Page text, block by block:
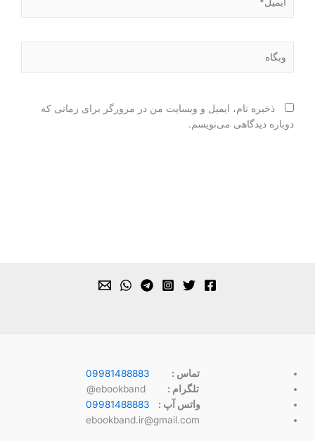
ذخیره نام، ایمیل و وبسایت من در مرورگر برای زمانی که
دوباره دیدگاهی می‌نویسم.
تماس :
09981488883
تلگرام :
واتس آپ :
09981488883
ebookband.ir@gmail.com